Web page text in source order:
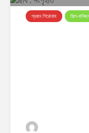
প্রধান শিরোনাম শিল্প-বানিজ্য